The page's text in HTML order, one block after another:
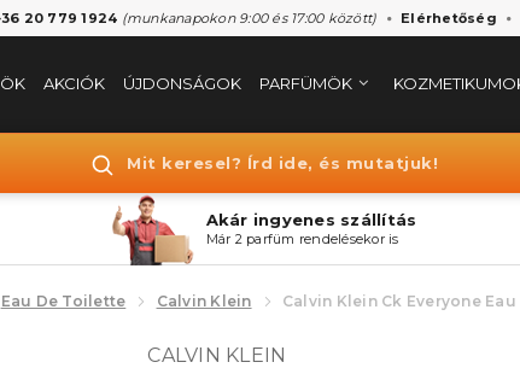
20 779 1924 (munkanapokon 9:00 és 17:00 között) Elérhetőség
AKCIÓK ÚJDONSÁGOK PARFÜMÖK
Mit keresel? Írd ide, és mutatjuk!
Akár ingyenes szállítás
Már 2 parfüm rendelésekor is
Eau De Toilette Calvin Klein Calvin Klein Ck Everyone
CALVIN KLEIN